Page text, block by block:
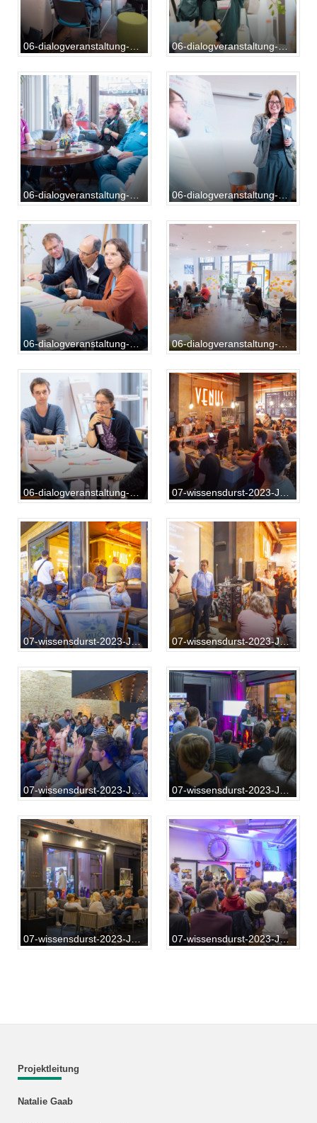
06-dialogveranstaltung-20231014-AB-01-030 06-dialogveranstaltung-20231014-AB-01-037
06-dialogveranstaltung-20231014-AB-01-046 06-dialogveranstaltung-20231014-AB-01-048
06-dialogveranstaltung-20231014-AB-01-066 06-dialogveranstaltung-20231014-AB-01-075
06-dialogveranstaltung-20231014-AB-01-086 07-wissensdurst-2023-Jürgen-Rösner-43
07-wissensdurst-2023-Jürgen-Rösner-56 07-wissensdurst-2023-Jürgen-Rösner-61
07-wissensdurst-2023-Jürgen-Rösner-70 07-wissensdurst-2023-Jürgen-Rösner-85
07-wissensdurst-2023-Jürgen-Rösner-113 07-wissensdurst-2023-Jürgen-Rösner-146
Projektleitung
Natalie Gaab